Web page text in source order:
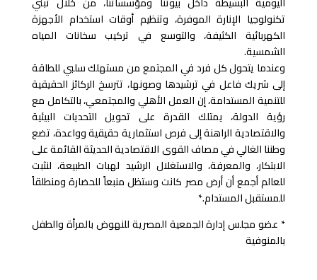
تكنولوجيا الإنارة الموفرة، وتنظيم أوقات استخدام الأجهزة
الكهربائية الكثيفة، والتوسع في تركيب سخانات المياه
الشمسية.
وعندما يتحول كل فرد في المجتمع من مستهلك سلبي للطاقة
إلى شريك فاعل في ترشيدها وصونها، تترسخ الركائز الحقيقية
للتنمية المستدامة، إن العمل الأهلي والمجتمعي، بالتكامل مع
رؤية الدولة، يمتلك القدرة على تحويل التحديات البيئية
والاقتصادية الراهنة إلى فرص استثمارية حقيقية وواعدة، تضع
وطننا الغالي في مصاف القوى الاقتصادية الحديثة القائمة على
الابتكار، والمعرفة، والاستغلال الرشيد لهبات الطبيعة، لنثبت
للعالم أجمع أن أرض مصر كانت وستظل منبعاً للحضارة ومنطلقاً
للمستقبل المستدام.*
* عضو مجلس إدارة الجمعية المصرية للنهوض بالمرأة والطفل
بالمنوفية